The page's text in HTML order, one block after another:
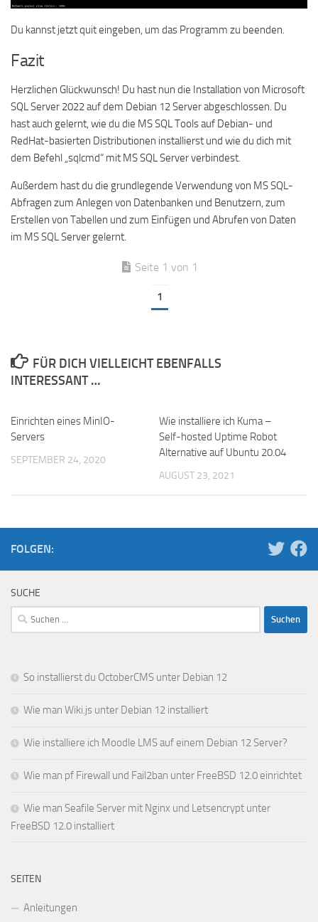
Du kannst jetzt quit eingeben, um das Programm zu beenden.
Fazit
Herzlichen Glückwunsch! Du hast nun die Installation von Microsoft
SQL Server 2022 auf dem Debian 12 Server abgeschlossen. Du
hast auch gelernt, wie du die MS SQL Tools auf Debian- und
RedHat-basierten Distributionen installierst und wie du dich mit
dem Befehl „sqlcmd“ mit MS SQL Server verbindest.
Außerdem hast du die grundlegende Verwendung von MS SQL-
Abfragen zum Anlegen von Datenbanken und Benutzern, zum
Erstellen von Tabellen und zum Einfügen und Abrufen von Daten
im MS SQL Server gelernt.
Seite 1 von 1
1
FÜR DICH VIELLEICHT EBENFALLS
INTERESSANT …
Einrichten eines MinIO-
Servers
SEPTEMBER 24, 2020
Wie installiere ich Kuma –
Self-hosted Uptime Robot
Alternative auf Ubuntu 20.04
AUGUST 23, 2021
FOLGEN:
SUCHE
Suchen
nach:
So installierst du OctoberCMS unter Debian 12
Wie man Wiki.js unter Debian 12 installiert
Wie installiere ich Moodle LMS auf einem Debian 12 Server?
Wie man pf Firewall und Fail2ban unter FreeBSD 12.0 einrichtet
Wie man Seafile Server mit Nginx und Letsencrypt unter
FreeBSD 12.0 installiert
SEITEN
Anleitungen